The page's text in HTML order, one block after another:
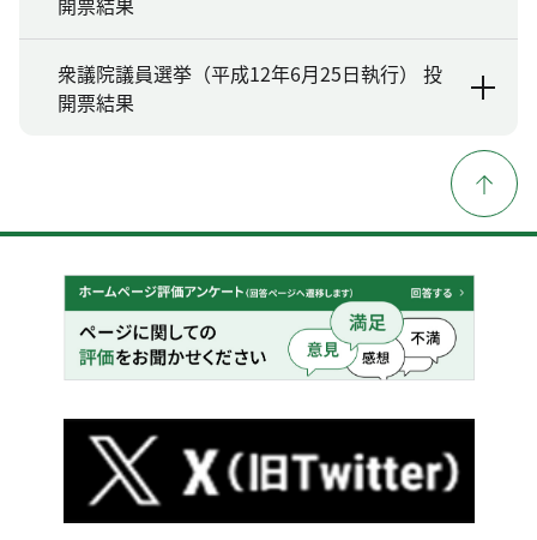
衆議院議員選挙（平成12年6月25日執行） 投
開票結果